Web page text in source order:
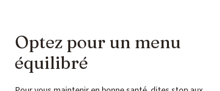
Optez pour un menu
équilibré